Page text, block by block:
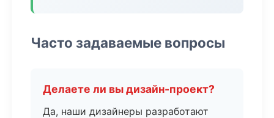
Часто задаваемые вопросы
Делаете ли вы дизайн-проект?
Да, наши дизайнеры разработают